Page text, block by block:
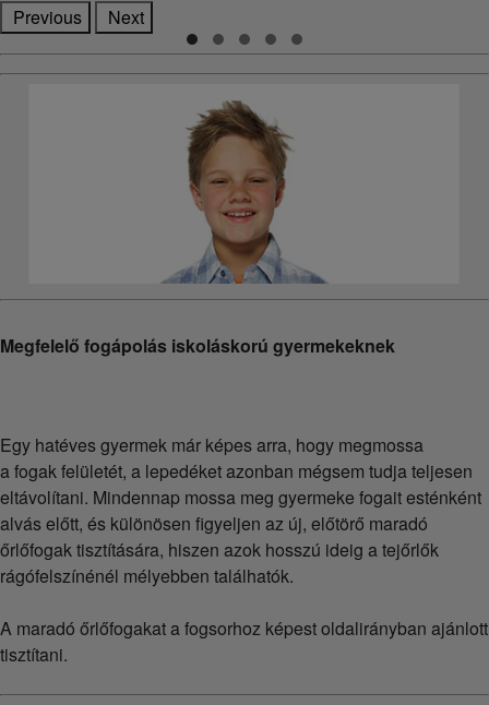
Previous Next
Megfelelő fogápolás iskoláskorú gyermekeknek
Egy hatéves gyermek már képes arra, hogy megmossa
a fogak felületét, a lepedéket azonban mégsem tudja teljesen
eltávolítani. Mindennap mossa meg gyermeke fogait esténként
alvás előtt, és különösen figyeljen az új, előtörő maradó
őrlőfogak tisztítására, hiszen azok hosszú ideig a tejőrlők
rágófelszínénél mélyebben találhatók.
A maradó őrlőfogakat a fogsorhoz képest oldalirányban ajánlott
tisztítani.